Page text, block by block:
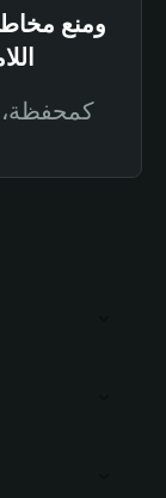
ومنع